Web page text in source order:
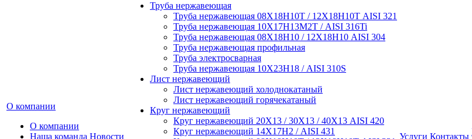
О компании
О компании
Наша команда Новости
Труба нержавеющая
Труба нержавеющая 08Х18Н10Т / 12Х18Н10Т AISI 321
Труба нержавеющая 10Х17Н13М2Т / AISI 316Ti
Труба нержавеющая 08Х18Н10 / 12Х18Н10 AISI 304
Труба нержавеющая профильная
Труба электросварная
Труба нержавеющая 10Х23Н18 / AISI 310S
Лист нержавеющий
Лист нержавеющий холоднокатаный
Лист нержавеющий горячекатаный
Круг нержавеющий
Круг нержавеющий 20Х13 / 30Х13 / 40Х13 AISI 420
Круг нержавеющий 14Х17Н2 / AISI 431
Услуги Контакты